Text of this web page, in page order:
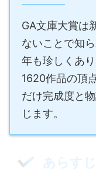
GA文庫大賞は
ないことで知
年も珍しくあ
1620作品の頂
だけ完成度と
じます。
あらす